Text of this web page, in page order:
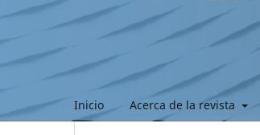
Inicio Acerca de la revista